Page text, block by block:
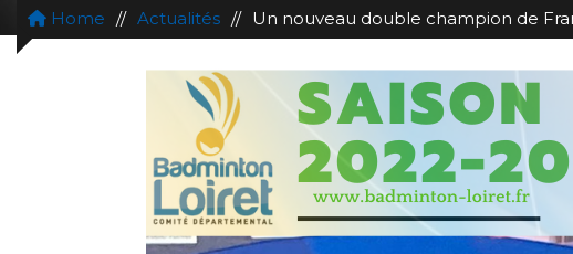
Home // Actualités // Un nouveau double champion de